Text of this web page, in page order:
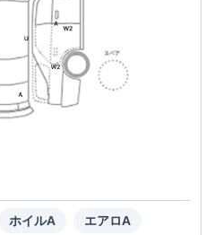
ホイルA エアロA